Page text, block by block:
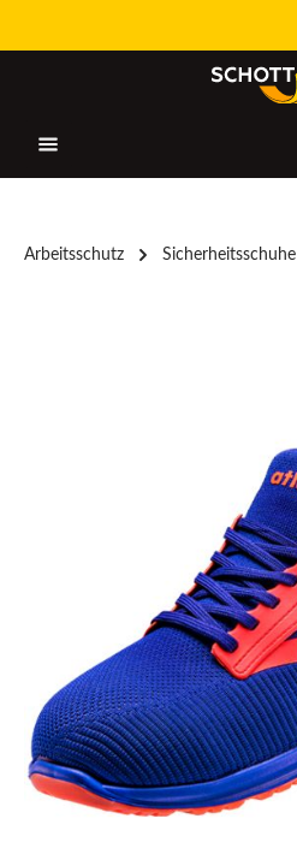
Arbeitsschutz Sicherheitsschuhe